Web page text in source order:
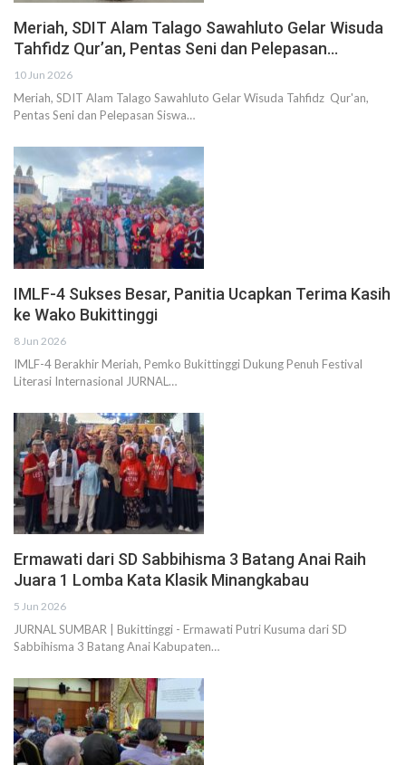
Meriah, SDIT Alam Talago Sawahluto Gelar Wisuda
Tahfidz Qur’an, Pentas Seni dan Pelepasan…
10 Jun 2026
Meriah, SDIT Alam Talago Sawahluto Gelar Wisuda Tahfidz Qur'an,
Pentas Seni dan Pelepasan Siswa…
IMLF-4 Sukses Besar, Panitia Ucapkan Terima Kasih
ke Wako Bukittinggi
8 Jun 2026
IMLF-4 Berakhir Meriah, Pemko Bukittinggi Dukung Penuh Festival
Literasi Internasional JURNAL…
Ermawati dari SD Sabbihisma 3 Batang Anai Raih
Juara 1 Lomba Kata Klasik Minangkabau
5 Jun 2026
JURNAL SUMBAR | Bukittinggi - Ermawati Putri Kusuma dari SD
Sabbihisma 3 Batang Anai Kabupaten…